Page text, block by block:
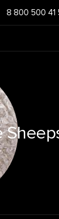
8 800 500 41